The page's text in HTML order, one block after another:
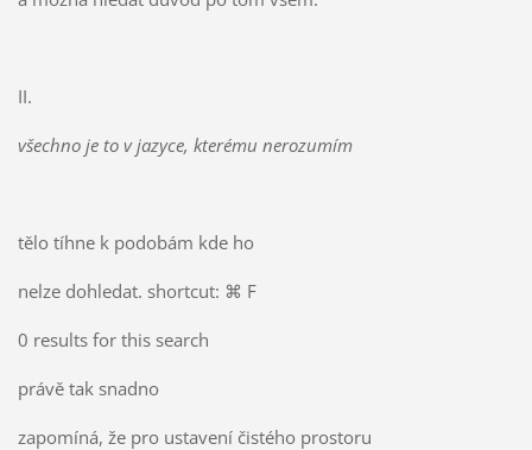
II.
všechno je to v jazyce, kterému nerozumím
tělo tíhne k podobám kde ho
nelze dohledat. shortcut: ⌘ F
0 results for this search
právě tak snadno
zapomíná, že pro ustavení čistého prostoru